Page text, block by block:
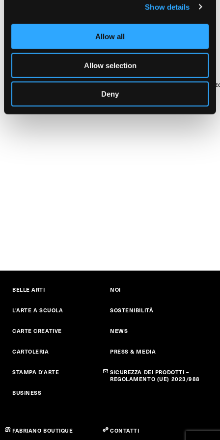
Show details
Allow all
Allow selection
Deny
La biblioteca dispone di ampie sale lettura/studio dove solitamente
giardino usufruibile anch’esso per svolgere attività di tipo
Indirizzo:Piazza Monsignor Gandini, 9, Seregno
Sito Web:https://www.facebook.com/login/?
BELLE ARTI
L'ARTE A SCUOLA
CARTE CREATIVE
CARTOLERIA
STAMPA D'ARTE
BUSINESS
NOI
SOSTENIBILITÀ
NEWS
PRESS & MEDIA
SICUREZZA DEI PRODOTTI –
REGOLAMENTO (UE) 2023/988
FABRIANO BOUTIQUE CONTATTI